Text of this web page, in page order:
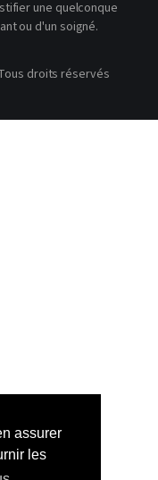
assurer
les
une quelconque
ou d'un soigné.
droits réservés